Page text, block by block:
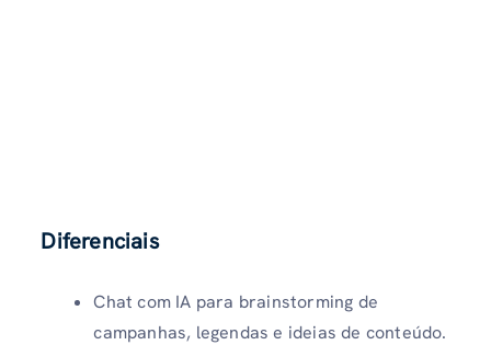
Diferenciais
Chat com IA para brainstorming de
campanhas, legendas e ideias de conteúdo.